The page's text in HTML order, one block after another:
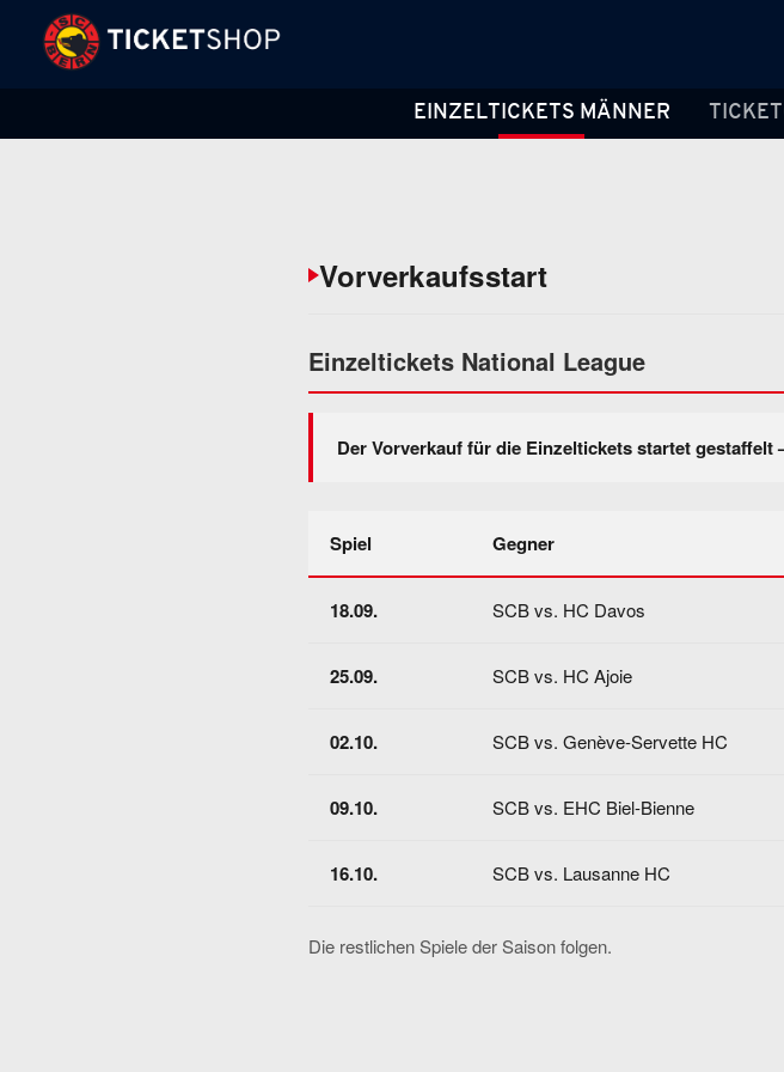
EINZELTICKETS MÄNNER
Vorverkaufsstart
Einzeltickets National League
Der Vorverkauf für die Einzeltickets startet gestaffelt
Spiel Gegner
18.09. SCB vs. HC Davos
25.09. SCB vs. HC Ajoie
02.10. SCB vs. Genève-Servette HC
09.10. SCB vs. EHC Biel-Bienne
16.10. SCB vs. Lausanne HC
Die restlichen Spiele der Saison folgen.